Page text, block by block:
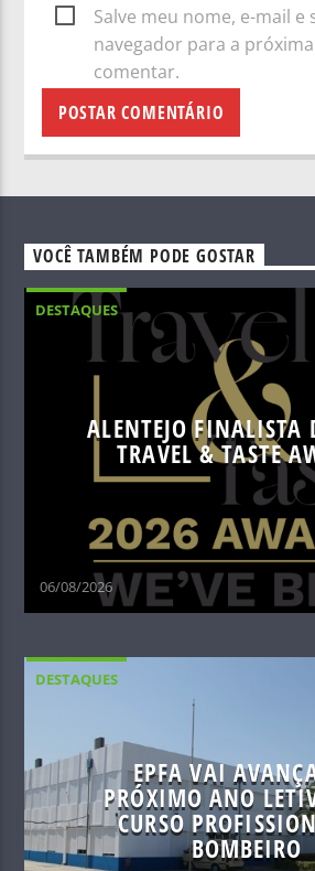
Salve meu nome, e-mail e
navegador para a
comentar.
VOCÊ TAMBÉM PODE GOSTAR
DESTAQUES
ALENTEJO FINALISTA
TRAVEL & TASTE
06/08/2026
DESTAQUES
EPFA VAI
PRÓXIMO ANO
CURSO
BOMBEIRO